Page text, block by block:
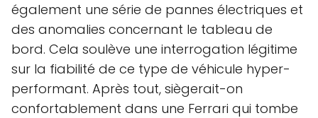
également une série de pannes électriques et
des anomalies concernant le tableau de
bord. Cela soulève une interrogation légitime
sur la fiabilité de ce type de véhicule hyper-
performant. Après tout, siègerait-on
confortablement dans une Ferrari qui tombe